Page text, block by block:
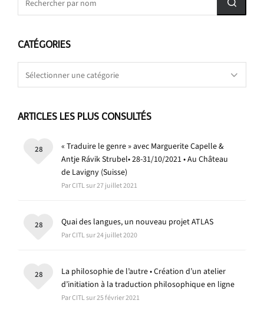
CATÉGORIES
ARTICLES LES PLUS CONSULTÉS
« Traduire le genre » avec Marguerite Capelle &
Antje Rávik Strubel• 28-31/10/2021 • Au Château
de Lavigny (Suisse)
Par CITL sur 27 juillet 2021
28
Quai des langues, un nouveau projet ATLAS
Par CITL sur 24 juillet 2020
28
La philosophie de l’autre • Création d’un atelier
d’initiation à la traduction philosophique en ligne
Par CITL sur 25 février 2021
28